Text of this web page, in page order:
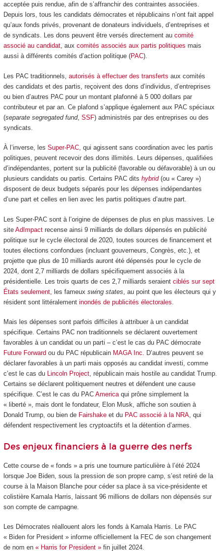
acceptée puis rendue, afin de s’affranchir des contraintes associées.
Depuis lors, tous les candidats démocrates et républicains n’ont fait appel
qu’aux fonds privés, provenant de donateurs individuels, d’entreprises et
de syndicats. Les dons peuvent être versés directement au comité
associé au candidat, aux comités associés aux partis politiques mais
aussi à différents comités d’action politique (PAC).
Les PAC traditionnels, autorisés à effectuer des transferts aux comités
des candidats et des partis, reçoivent des dons d’individus, d’entreprises
ou bien d’autres PAC pour un montant plafonné à 5 000 dollars par
contributeur et par an. Ce plafond s’applique également aux PAC spéciaux
(separate segregated fund, SSF) administrés par des entreprises ou des
syndicats.
À l’inverse, les Super-PAC, qui agissent sans coordination avec les partis
politiques, peuvent recevoir des dons illimités. Leurs dépenses, qualifiées
d’indépendantes, portent sur la publicité (favorable ou défavorable) à un ou
plusieurs candidats ou partis. Certains PAC dits hybrid(ou « Carey »)
disposent de deux budgets séparés pour les dépenses indépendantes
d’une part et celles en lien avec les partis politiques d’autre part.
Les Super-PAC sont à l’origine de dépenses de plus en plus massives. Le
site AdImpactrecense ainsi 9 milliards de dollars dépensés en publicité
politique sur le cycle électoral de 2020, toutes sources de financement et
toutes élections confondues (incluant gouverneurs, Congrès, etc.), et
projette que plus de 10 milliards auront été dépensés pour le cycle de
2024, dont 2,7 milliards de dollars spécifiquement associés à la
présidentielle. Les trois quarts de ces 2,7 milliards seraient ciblés sur sept
États seulement, les fameux swing states , au point que les électeurs qui y
résident sont littéralement inondés de publicités électorales
Mais les dépenses sont parfois difficiles à attribuer à un candidat
spécifique. Certains PAC non traditionnels se déclarent ouvertement
favorables à un candidat ou un parti – c’est le cas du PAC démocrate
Future Forward ou du PAC républicain MAGA Inc. D’autres peuvent se
déclarer favorables à un parti mais opposés au candidat investi, comme
c’est le cas du Lincoln Project, républicain mais hostile au candidat Trump.
Certains se déclarent politiquement neutres et défendent une cause
spécifique. C’est le cas du PAC Americaqui prône simplement la
« liberté », mais dont le fondateur, Elon Musk, affiche son soutien à
Donald Trump, ou bien de Fairshakeet du PAC associé à la NRA, qui
défendent respectivement les cryptoactifs et la détention d’armes.
Des enjeux financiers à la guerre des nerfs
Cette course de « fonds » a pris une tournure particulière à l’été 2024
lorsque Joe Biden, sous la pression de son propre camp, s’est retiré de la
course à la Maison Blanche pour céder sa place à sa vice-présidente et
colistière Kamala Harris, laissant 96 millions de dollars non dépensés sur
son compte de campagne.
Les Démocrates réallouent alors les fonds à Kamala Harris. Le PAC
« Biden for President » informe officiellement la FEC de son changement
de nom en « Harris for President »fin juillet 2024.